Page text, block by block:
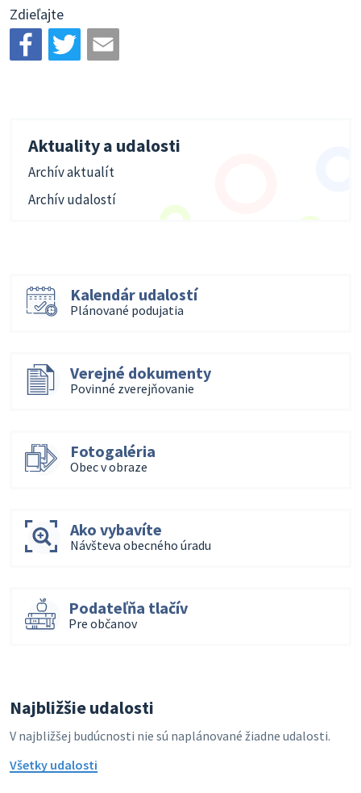
Zdieľajte
Aktuality a udalosti
Archív aktualít
Archív udalostí
Kalendár udalostí
Plánované podujatia
Verejné dokumenty
Povinné zverejňovanie
Fotogaléria
Obec v obraze
Ako vybavíte
Návšteva obecného úradu
Podateľňa tlačív
Pre občanov
Najbližšie udalosti
V najbližšej budúcnosti nie sú naplánované žiadne udalosti.
Všetky udalosti